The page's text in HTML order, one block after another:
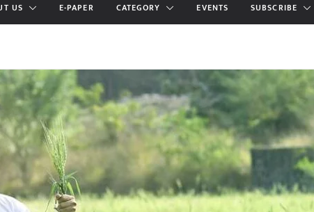
US E-PAPER CATEGORY EVENTS SUBSCRIBE